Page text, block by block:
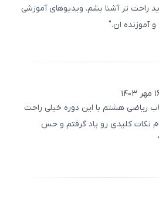
راحت‌ تر آشنا بشم. ویدیوهای آموزشی
آموزنده ‌ان."
۱۴۰۳
ریاضی هشتم با این دوره خیلی راحت
نکات کلیدی رو یاد گرفتم و حس